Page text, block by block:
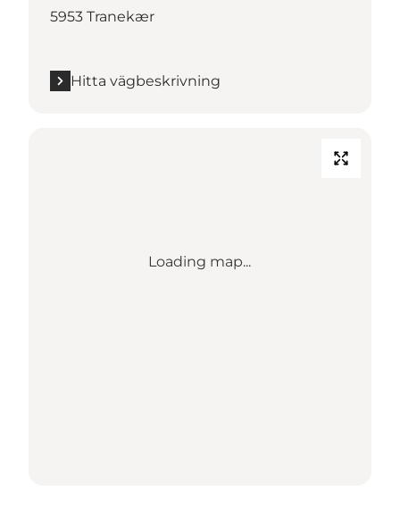
5953 Tranekær
Hitta vägbeskrivning
Loading map...